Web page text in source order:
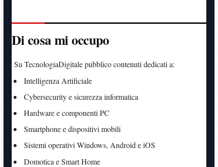
Di cosa mi occupo
Su TecnologiaDigitale pubblico contenuti dedicati a:
Intelligenza Artificiale
Cybersecurity e sicurezza informatica
Hardware e componenti PC
Smartphone e dispositivi mobili
Sistemi operativi Windows, Android e iOS
Domotica e Smart Home